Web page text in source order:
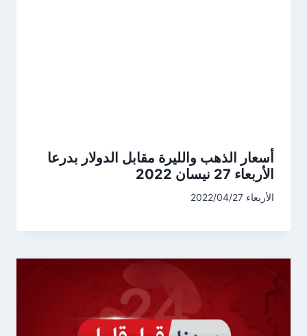
أسعار الذهب والليرة مقابل الدولار بدرعا
الأربعاء 27 نيسان 2022
الأربعاء 2022/04/27